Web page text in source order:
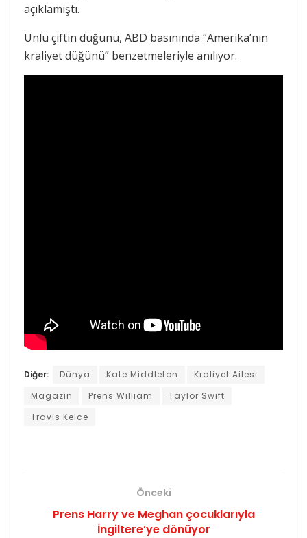
açıklamıştı.
Ünlü çiftin düğünü, ABD basınında “Amerika’nın
kraliyet düğünü” benzetmeleriyle anılıyor.
Diğer: Dünya Kate Middleton
Kraliyet Ailesi
Magazin
Prens William
Taylor Swift
Travis Kelce
Önceki
Prens Harry ve Meghan çocuklarıyla
İngiltere’ye dönüyor